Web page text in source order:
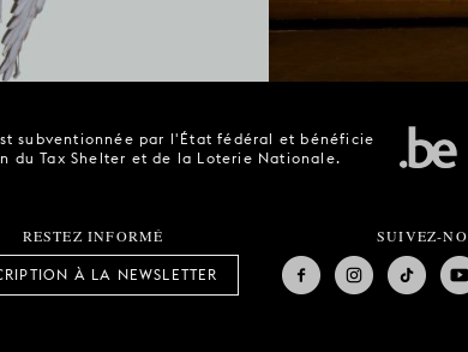
subventionnée par l'État fédéral et bénéficie
du Tax Shelter et de la Loterie Nationale.
RESTEZ INFORMÉ
À LA NEWSLETTER
SUIVEZ-